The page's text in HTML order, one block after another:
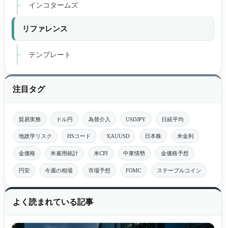
インコタームズ
リファレンス
テンプレート
注目タグ
貿易実務 ドル円 為替介入 USDJPY 日経平均
地政学リスク HSコード XAUUSD 日本株 米金利
金価格 米雇用統計 米CPI 中東情勢 金価格予想
円安 今週の相場 市場予想 FOMC ステーブルコイン
よく読まれている記事